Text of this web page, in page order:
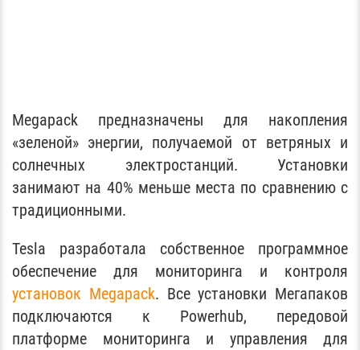
Megapack предназначены для накопления
«зеленой» энергии, получаемой от ветряных и
солнечных электростанций. Установки
занимают на 40% меньше места по сравнению с
традиционными.
Tesla разработала собственное программное
обеспечение для мониторинга и контроля
установок Megapack. Все установки Мегапаков
подключаются к Powerhub, передовой
платформе мониторинга и управления для